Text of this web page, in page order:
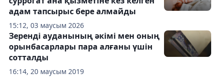
15:12, 03 маусым 2026
адам тапсырыс бере алмайды
16:14, 20 маусым 2019
Зеренді ауданының әкімі мен оның
орынбасарлары пара алғаны үшін
сотталды